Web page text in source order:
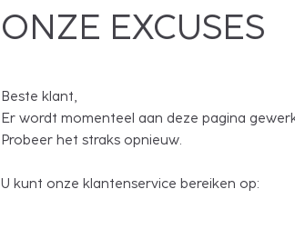
ONZE EXCUSES
Beste klant,
Er wordt momenteel aan deze pagina
Probeer het straks opnieuw.
U kunt onze klantenservice bereiken op: